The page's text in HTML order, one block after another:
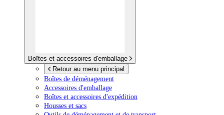
Boîtes et accessoires d'emballage
Retour au menu principal
Boîtes de déménagement
Accessoires d'emballage
Boîtes et accessoires d'expédition
Housses et sacs